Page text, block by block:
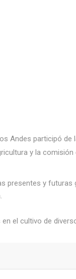
Andes participó
y la comisión
y
el cultivo de